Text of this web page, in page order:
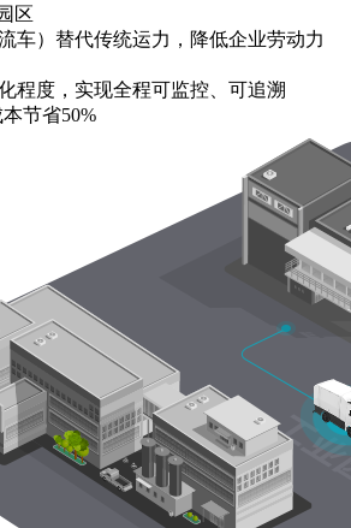
区
车）替代传统运力，降低企业劳动力
程度，实现全程可监控、可追溯
节省50%